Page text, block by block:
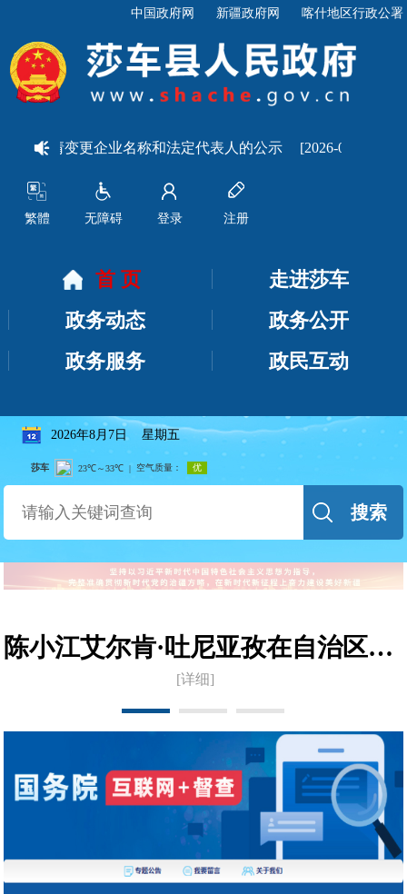
中国政府网 新疆政府网 喀什地区行政公署
申请变更企业名称和法定代表人的公示 [2026-07-22]
繁體 无障碍 登录 注册
首 页
走进莎车
政务动态
政务公开
政务服务
政民互动
2026年8月7日 星期五
搜索
陈小江艾尔肯·吐尼亚孜在自治区商务厅调研座谈
[详细]